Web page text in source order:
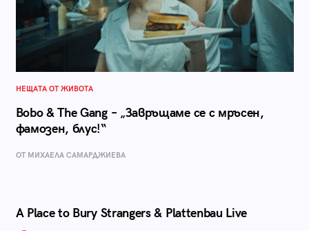
НЕЩАТА ОТ ЖИВОТА
Bobo & The Gang – „Завръщаме се с мръсен,
фамозен, блус!“
ОТ МИХАЕЛА САМАРДЖИЕВА
A Place to Bury Strangers & Plattenbau Live